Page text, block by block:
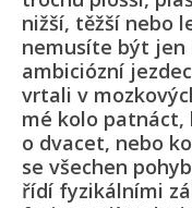
nižší, těžší nebo
nemusíte být jen
ambiciózní
vrtali v
mé kolo patnáct,
o dvacet, nebo
se všechen
řídí fyzikálními